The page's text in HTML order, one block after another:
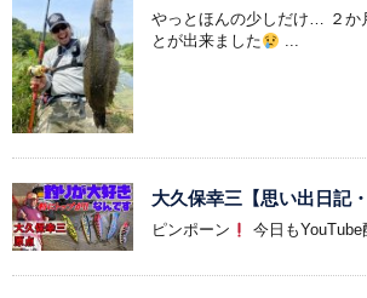
やっとほんの少しだけ… ２か
とが出来ました
...
大久保幸三【思い出日記・
ピンポーン 今日も